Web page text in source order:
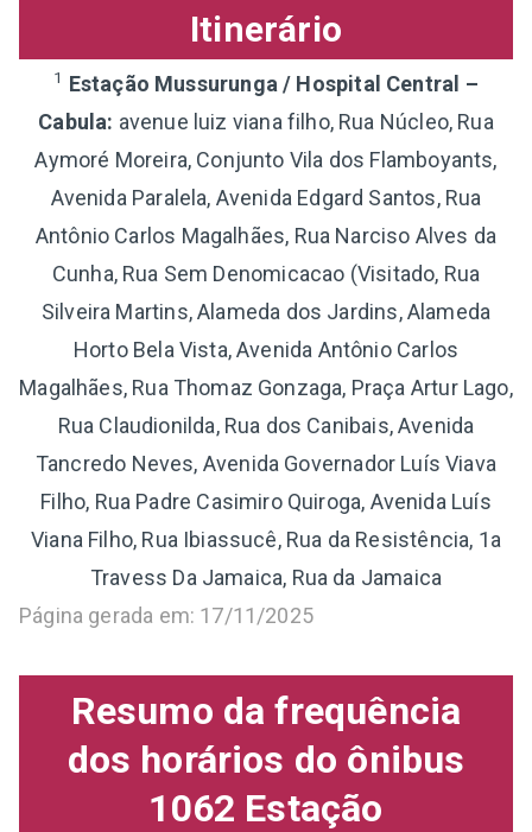
Itinerário
1 Estação Mussurunga / Hospital Central –
Cabula: avenue luiz viana filho, Rua Núcleo, Rua
Aymoré Moreira, Conjunto Vila dos Flamboyants,
Avenida Paralela, Avenida Edgard Santos, Rua
Antônio Carlos Magalhães, Rua Narciso Alves da
Cunha, Rua Sem Denomicacao (Visitado, Rua
Silveira Martins, Alameda dos Jardins, Alameda
Horto Bela Vista, Avenida Antônio Carlos
Magalhães, Rua Thomaz Gonzaga, Praça Artur Lago,
Rua Claudionilda, Rua dos Canibais, Avenida
Tancredo Neves, Avenida Governador Luís Viava
Filho, Rua Padre Casimiro Quiroga, Avenida Luís
Viana Filho, Rua Ibiassucê, Rua da Resistência, 1a
Travess Da Jamaica, Rua da Jamaica
Página gerada em: 17/11/2025
Resumo da frequência
dos horários do ônibus
1062 Estação